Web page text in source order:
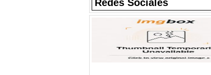
Redes Sociales